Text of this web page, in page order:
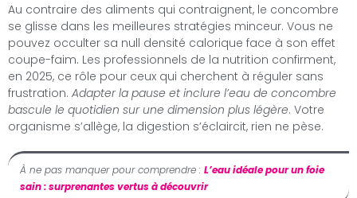
Au contraire des aliments qui contraignent, le concombre
se glisse dans les meilleures stratégies minceur. Vous ne
pouvez occulter sa null densité calorique face à son effet
coupe-faim. Les professionnels de la nutrition confirment,
en 2025, ce rôle pour ceux qui cherchent à réguler sans
frustration. Adapter la pause et inclure l’eau de concombre
bascule le quotidien sur une dimension plus légère. Votre
organisme s’allège, la digestion s’éclaircit, rien ne pèse.
À ne pas manquer pour comprendre : L’eau idéale pour un foie
sain : surprenantes vertus à découvrir